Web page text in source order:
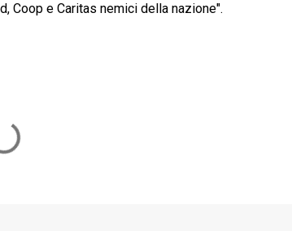
Coop e Caritas nemici della nazione".